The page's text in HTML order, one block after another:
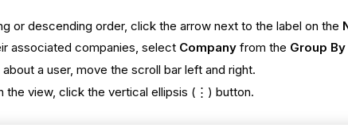
or descending order, click the arrow next to the label on the
associated companies, select Companyfrom the Group By
a user, move the scroll bar left and right.
the view, click the vertical ellipsis (⋮) button.